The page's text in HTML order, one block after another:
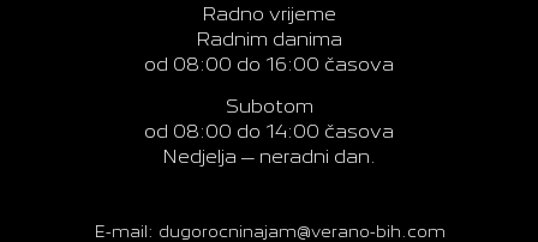
Radno vrijeme
Radnim danima
od 08:00 do 16:00 časova
Subotom
od 08:00 do 14:00 časova
Nedjelja – neradni dan.
E-mail: dugorocninajam@verano-bih.com